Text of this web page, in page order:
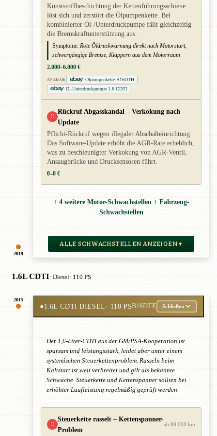
2019
Kunststoffbeschichtung der Kettenführungsschiene
löst sich und zerstört die Ölpumpenkette. Bei
kombinierter Öl-/Unterdruckpumpe fällt gleichzeitig
die Bremskraftunterstützung aus.
Symptome: Rote Öldruckwarnung direkt nach Motorstart,
schwergängige Bremse, Klappern aus dem Motorraum
2.000–6.000 €
ANZEIGE
Ölpumpenkette B16DTH
Öl-Unterdruckpumpe 1.6 CDTI
!!
Rückruf Abgasskandal – Verkokung nach
Update
Pflicht-Rückruf wegen illegaler Abschalteinrichtung.
Das Software-Update erhöht die AGR-Rate erheblich,
was zu beschleunigter Verkokung von AGR-Ventil,
Ansaugbrücke und Drucksensoren führt.
0–0 €
+ 4 weitere Motor-Schwachstellen + Fahrzeug-
Schwachstellen
ALLE SCHWACHSTELLEN ANZEIGEN ▾
1.6L CDTI· Diesel· 110 PS
2015
●1.6L CDTI DIESEL· 110 PSB16DTE Schließen
Der 1,6-Liter-CDTI aus der GM/PSA-Kooperation ist
sparsam und leistungsstark, leidet aber unter einem
systemischen Steuerkettenproblem. Rasseln beim
Kaltstart ist weit verbreitet und gilt als bekannte
Schwäche. Steuerkette und Kettenspanner sollten bei
erhöhter Laufleistung regelmäßig geprüft werden.
!!
Steuerkette rasselt – Kettenspanner-
Problem
ab 80.000 km